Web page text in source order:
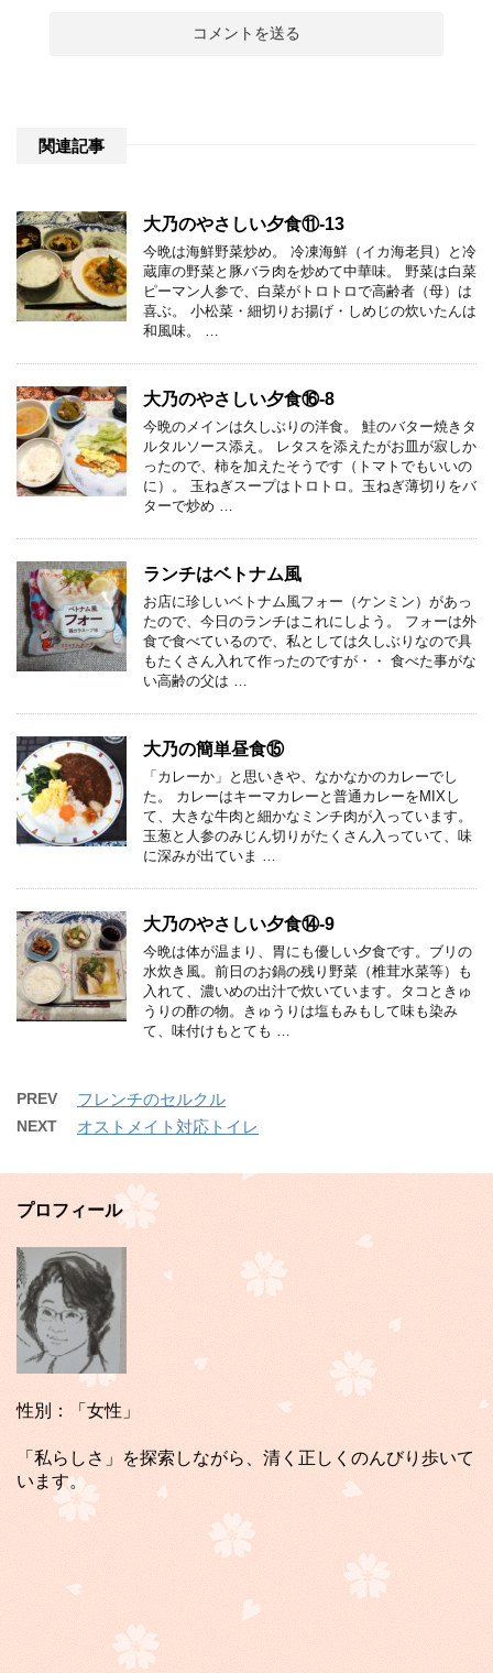
関連記事
大乃のやさしい夕食⑪-13
今晩は海鮮野菜炒め。 冷凍海鮮（イカ海老貝）と冷
蔵庫の野菜と豚バラ肉を炒めて中華味。 野菜は白菜
ピーマン人参で、白菜がトロトロで高齢者（母）は
喜ぶ。 小松菜・細切りお揚げ・しめじの炊いたんは
和風味。 …
大乃のやさしい夕食⑯-8
今晩のメインは久しぶりの洋食。 鮭のバター焼きタ
ルタルソース添え。 レタスを添えたがお皿が寂しか
ったので、柿を加えたそうです（トマトでもいいの
に）。 玉ねぎスープはトロトロ。玉ねぎ薄切りをバ
ターで炒め …
ランチはベトナム風
お店に珍しいベトナム風フォー（ケンミン）があっ
たので、今日のランチはこれにしよう。 フォーは外
食で食べているので、私としては久しぶりなので具
もたくさん入れて作ったのですが・・ 食べた事がな
い高齢の父は …
大乃の簡単昼食⑮
「カレーか」と思いきや、なかなかのカレーでし
た。 カレーはキーマカレーと普通カレーをMIXし
て、大きな牛肉と細かなミンチ肉が入っています。
玉葱と人参のみじん切りがたくさん入っていて、味
に深みが出ていま …
大乃のやさしい夕食⑭-9
今晩は体が温まり、胃にも優しい夕食です。ブリの
水炊き風。前日のお鍋の残り野菜（椎茸水菜等）も
入れて、濃いめの出汁で炊いています。タコときゅ
うりの酢の物。きゅうりは塩もみもして味も染み
て、味付けもとても …
PREV フレンチのセルクル
NEXT オストメイト対応トイレ
プロフィール
性別：「女性」
「私らしさ」を探索しながら、清く正しくのんびり歩いて
います。